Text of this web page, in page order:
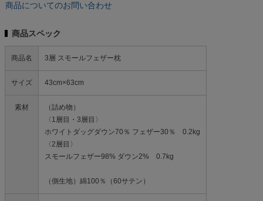
商品についてのお問い合わせ
商品スペック
商品名 3層 スモールフェザー枕
サイズ 43cm×63cm
素材
（詰め物）
〈1層目・3層目〉
ホワイトダッグダウン70％ フェザー30％ 0.2kg
〈2層目〉
スモールフェザー98% ダウン2% 0.7kg
（側生地）綿100％（60サテン）